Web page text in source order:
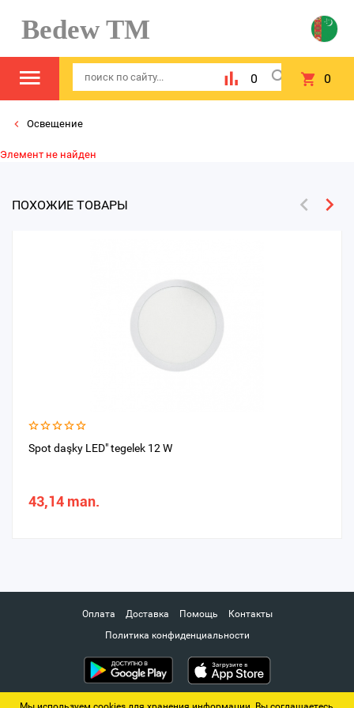
Bedew TM
0 0
Освещение
Элемент не найден
ПОХОЖИЕ ТОВАРЫ
Spot daşky LED" tegelek 12 W
43,14 man.
Оплата Доставка Помощь
Контакты
Политика конфиденциальности